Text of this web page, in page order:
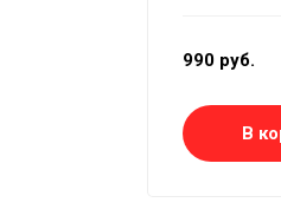
990 руб.
В